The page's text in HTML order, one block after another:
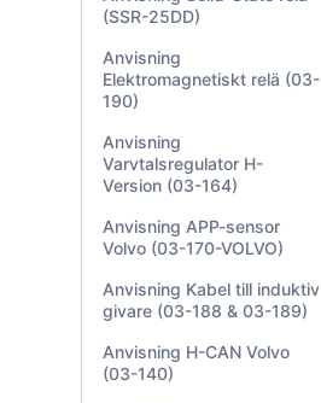
(SSR-25DD)
Anvisning
Elektromagnetiskt relä (03-
190)
Anvisning
Varvtalsregulator H-
Version (03-164)
Anvisning APP-sensor
Volvo (03-170-VOLVO)
Anvisning Kabel till induktiv
givare (03-188 & 03-189)
Anvisning H-CAN Volvo
(03-140)